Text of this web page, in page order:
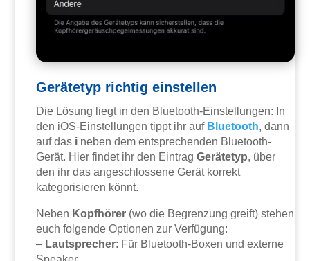
Gerätetyp richtig einstellen
Die Lösung liegt in den Bluetooth-Einstellungen: In
den iOS-Einstellungen tippt ihr auf Bluetooth, dann
auf das i neben dem entsprechenden Bluetooth-
Gerät. Hier findet ihr den EintragGerätetyp, über
den ihr das angeschlossene Gerät korrekt
kategorisieren könnt.
Neben Kopfhörer (wo die Begrenzung greift) stehen
euch folgende Optionen zur Verfügung:
– Lautsprecher: Für Bluetooth-Boxen und externe